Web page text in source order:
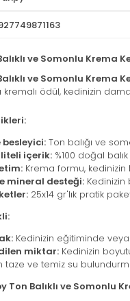
ve Somonlu Krema
ve Somonlu Krema
kremalı ödül, kedinizin
besleyici: Ton balığı ve
içerik: %100 doğal
Krema formu,
mineral desteği: Kedinizin
25x14 gr'lık pratik
Kedinizin eğitiminde
miktar: Kedinizin
taze ve temiz su
Ton Balıklı ve Somonlu